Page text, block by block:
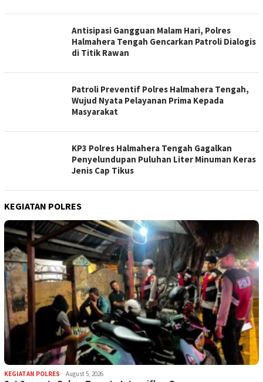
Antisipasi Gangguan Malam Hari, Polres
Halmahera Tengah Gencarkan Patroli Dialogis
di Titik Rawan
Patroli Preventif Polres Halmahera Tengah,
Wujud Nyata Pelayanan Prima Kepada
Masyarakat
KP3 Polres Halmahera Tengah Gagalkan
Penyelundupan Puluhan Liter Minuman Keras
Jenis Cap Tikus
KEGIATAN POLRES
KEGIATAN POLRES August 5, 2026